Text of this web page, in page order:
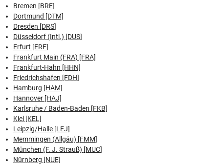
Bremen [BRE]
Dortmund [DTM]
Dresden [DRS]
Düsseldorf (Intl.) [DUS]
Erfurt [ERF]
Frankfurt Main (FRA) [FRA]
Frankfurt-Hahn [HHN]
Friedrichshafen [FDH]
Hamburg [HAM]
Hannover [HAJ]
Karlsruhe / Baden-Baden [FKB]
Kiel [KEL]
Leipzig/Halle [LEJ]
Memmingen (Allgäu) [FMM]
München (F. J. Strauß) [MUC]
Nürnberg [NUE]